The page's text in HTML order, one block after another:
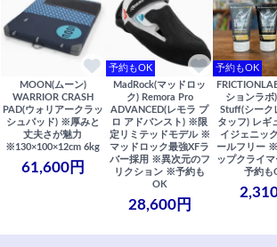
MOON(ムーン)
WARRIOR CRASH
PAD(ウォリアークラッ
シュパッド) ※厚みと
丈夫さが魅力
※130×100×12cm 6kg
61,600円
予約もOK
MadRock(マッドロッ
ク) Remora Pro
ADVANCED(レモラ プ
ロ アドバンスト) ※限
定リミテッドモデル ※
マッドロック最強XFラ
バー採用 ※異次元のフ
リクション ※予約も
OK
28,600円
予約もOK
ションラボ
Stuff(シーク
タッフ) レギ
イジェニッ
ールフリー
ップクライ
予約も